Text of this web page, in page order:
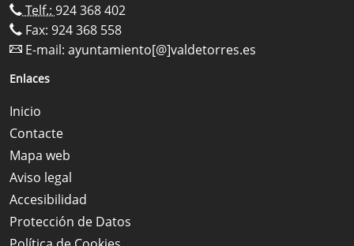
Telf.: 924 368 402
Fax: 924 368 558
E-mail: ayuntamiento[@]valdetorres.es
Enlaces
Inicio
Contacte
Mapa web
Aviso legal
Accesibilidad
Protección de Datos